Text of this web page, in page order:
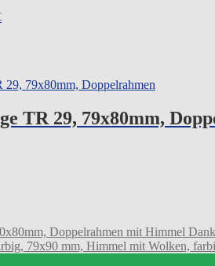
TR 29, 79x80mm,
79x90 mm, Himmel mit Wolken,